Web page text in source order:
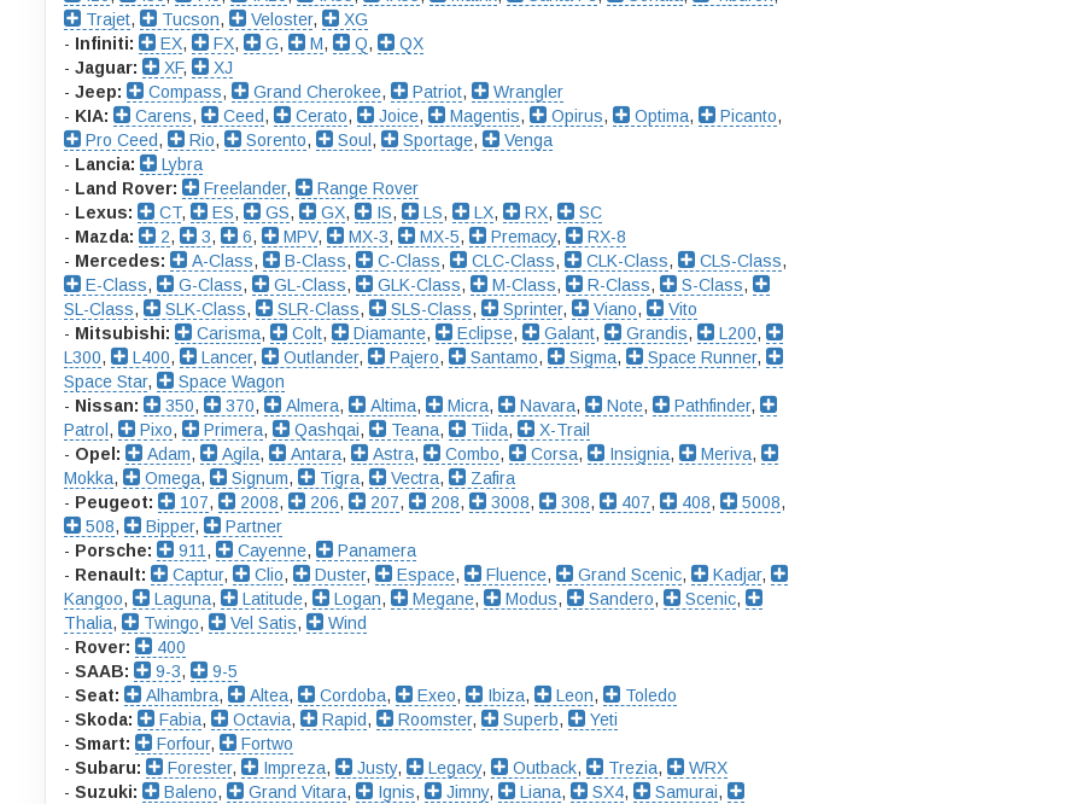
Trajet, Tucson, Veloster,
XG
- Infiniti: EX, FX, G, M, Q,
QX
- Jaguar: XF,
XJ
- Jeep: Compass, Grand Cherokee, Patriot,
Wrangler
- KIA: Carens, Ceed, Cerato, Joice, Magentis, Opirus, Optima, Picanto,
Pro Ceed, Rio, Sorento, Soul, Sportage,
Venga
- Lancia:
Lybra
- Land Rover: Freelander,
Range Rover
- Lexus: CT, ES, GS, GX, IS, LS, LX, RX,
SC
- Mazda: 2, 3, 6, MPV, MX-3, MX-5, Premacy,
RX-8
- Mercedes: A-Class, B-Class, C-Class, CLC-Class, CLK-Class, CLS-Class,
E-Class, G-Class, GL-Class, GLK-Class, M-Class, R-Class, S-Class,
SL-Class, SLK-Class, SLR-Class, SLS-Class, Sprinter, Viano,
Vito
- Mitsubishi: Carisma, Colt, Diamante, Eclipse, Galant, Grandis, L200,
L300, L400, Lancer, Outlander, Pajero, Santamo, Sigma, Space Runner,
Space Star,
Space Wagon
- Nissan: 350, 370, Almera, Altima, Micra, Navara, Note, Pathfinder,
Patrol, Pixo, Primera, Qashqai, Teana, Tiida,
X-Trail
- Opel: Adam, Agila, Antara, Astra, Combo, Corsa, Insignia, Meriva,
Mokka, Omega, Signum, Tigra, Vectra,
Zafira
- Peugeot: 107, 2008, 206, 207, 208, 3008, 308, 407, 408, 5008,
508, Bipper,
Partner
- Porsche: 911 , Cayenne,
Panamera
- Renault: Captur, Clio, Duster, Espace, Fluence, Grand Scenic, Kadjar,
Kangoo, Laguna, Latitude, Logan, Megane, Modus, Sandero, Scenic,
Thalia, Twingo, Vel Satis,
Wind
- Rover:
400
- SAAB: 9-3,
9-5
- Seat: Alhambra, Altea, Cordoba, Exeo, Ibiza, Leon,
Toledo
- Skoda: Fabia, Octavia, Rapid, Roomster, Superb,
Yeti
- Smart: Forfour,
Fortwo
- Subaru: Forester, Impreza, Justy, Legacy, Outback, Trezia,
WRX
- Suzuki: Baleno, Grand Vitara, Ignis, Jimny, Liana, SX4, Samurai,